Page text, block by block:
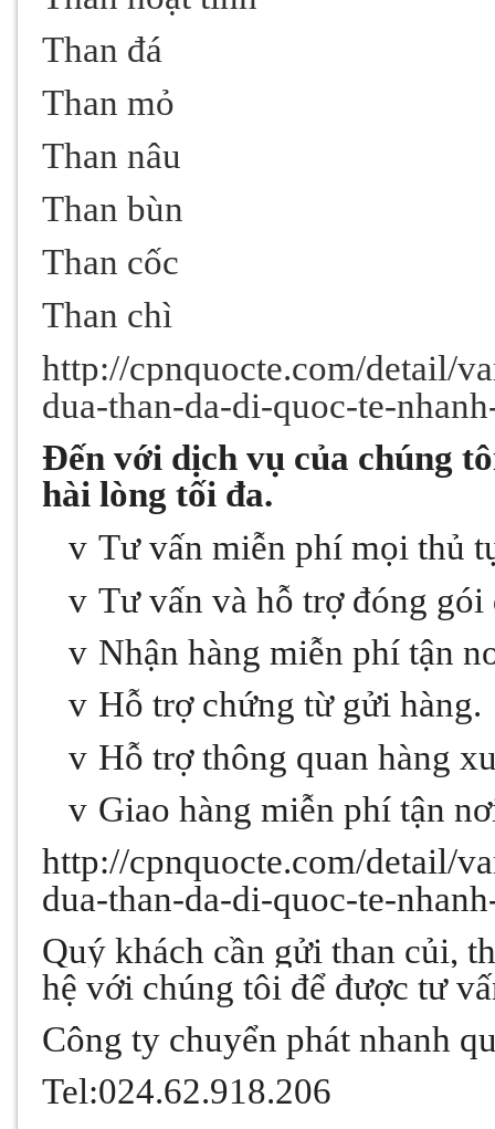
Than đá
Than mỏ
Than nâu
Than bùn
Than cốc
Than chì
http://cpnquocte.com/detail/
dua-than-da-di-quoc-te-
Đến với dịch vụ của chúng
hài lòng tối đa.
v Tư vấn miễn phí mọi thủ
v Tư vấn và hỗ trợ đóng gói
v Nhận hàng miễn phí tận
v Hỗ trợ chứng từ gửi hàng.
v Hỗ trợ thông quan hàng
v Giao hàng miễn phí tận
http://cpnquocte.com/detail/
dua-than-da-di-quoc-te-
Quý khách cần gửi than củi,
hệ với chúng tôi để được tư
Công ty chuyển phát nhanh
Tel:024.62.918.206